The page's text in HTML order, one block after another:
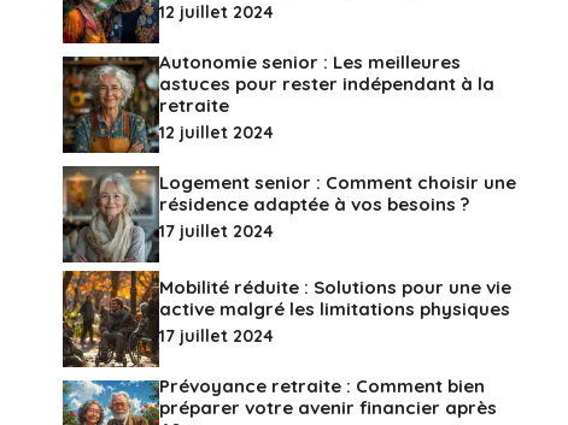
12 juillet 2024
Autonomie senior : Les meilleures
astuces pour rester indépendant à la
retraite
12 juillet 2024
Logement senior : Comment choisir une
résidence adaptée à vos besoins ?
17 juillet 2024
Mobilité réduite : Solutions pour une vie
active malgré les limitations physiques
17 juillet 2024
Prévoyance retraite : Comment bien
préparer votre avenir financier après